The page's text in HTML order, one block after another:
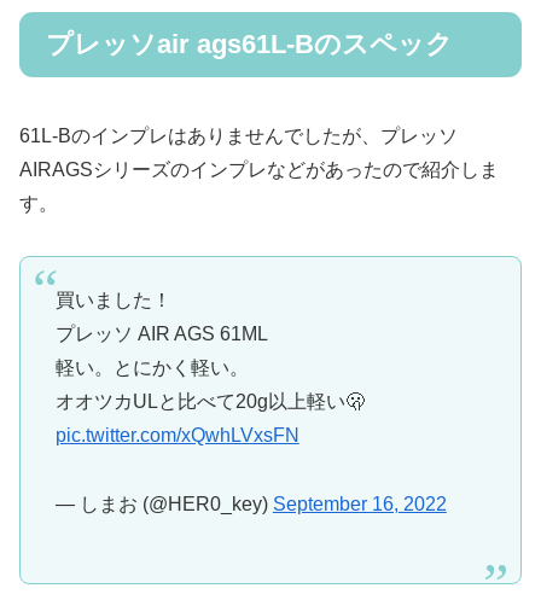
プレッソair ags61L-Bのスペック
61L-Bのインプレはありませんでしたが、プレッソ
AIRAGSシリーズのインプレなどがあったので紹介しま
す。
買いました！
プレッソ AIR AGS 61ML
軽い。とにかく軽い。
オオツカULと比べて20g以上軽い🫢
pic.twitter.com/xQwhLVxsFN
— しまお (@HER0_key) September 16, 2022